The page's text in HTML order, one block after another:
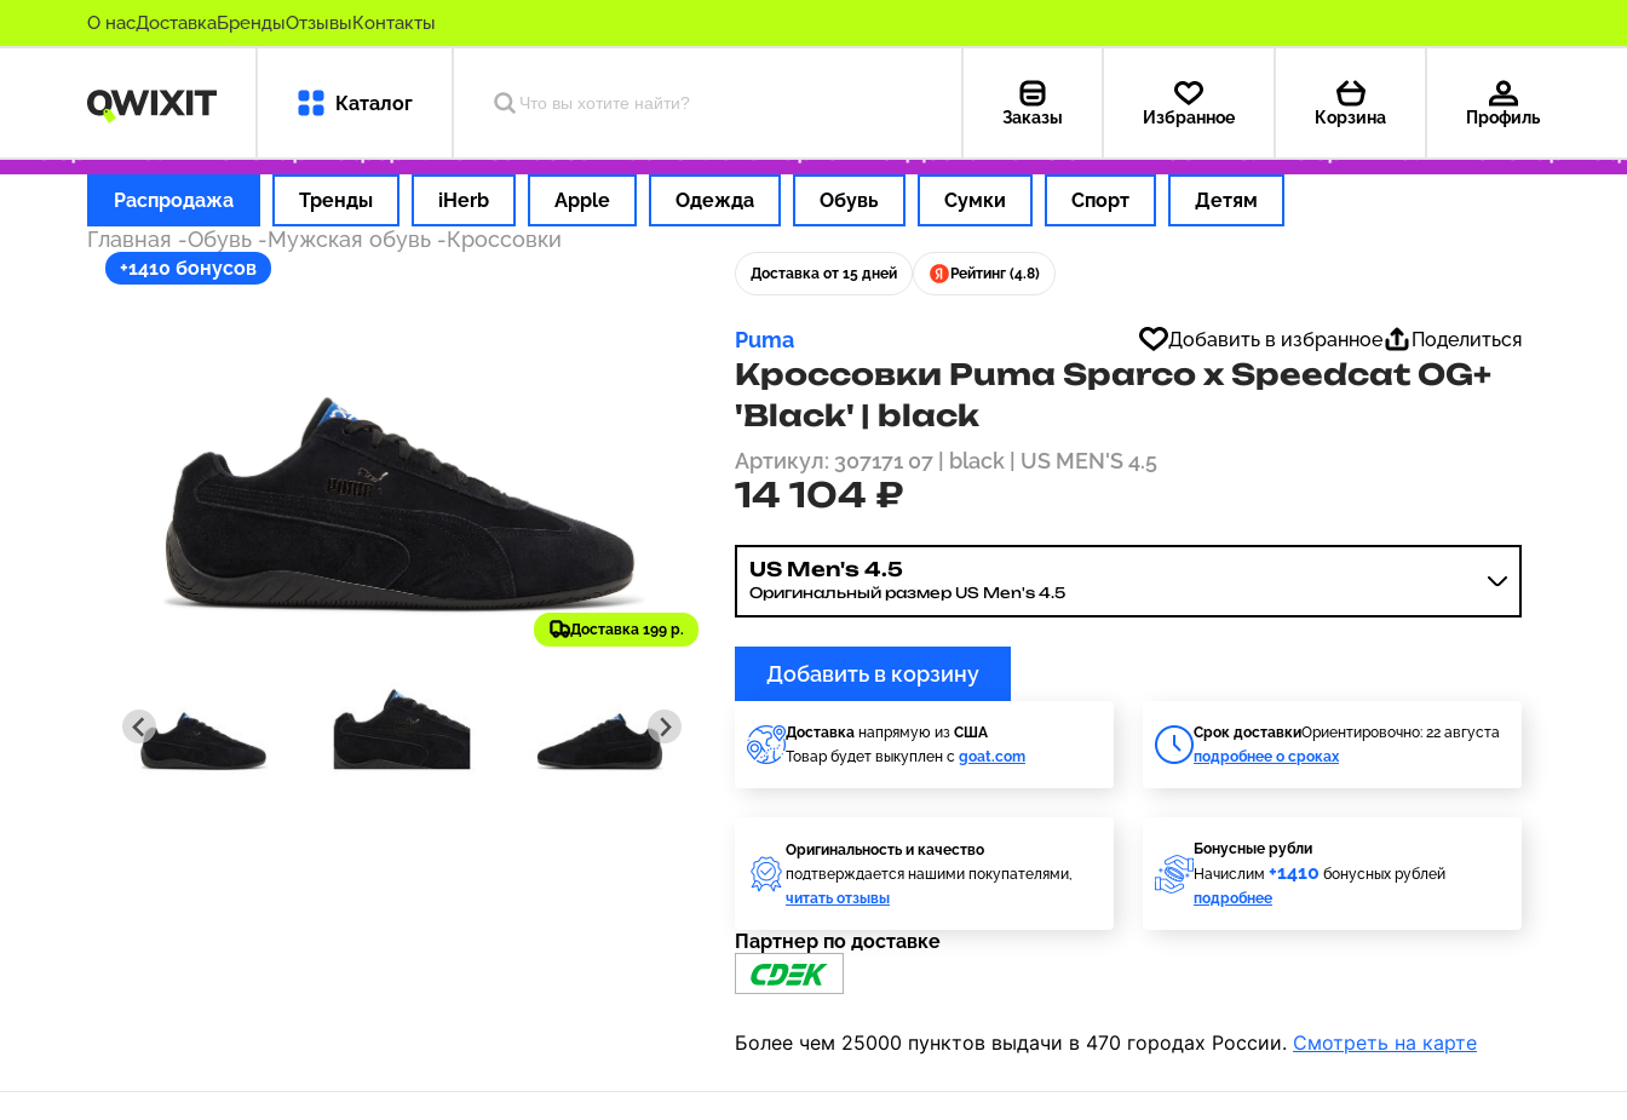
О насДоставкаБрендыОтзывыКонтакты
Каталог
Заказы Избранное Корзина Профиль
оригинальные товары Оформляем заказ за 1 час Оплата картой РФ Доставка из США — 199 ₽ Только оригинальные товары
Распродажа Тренды iHerb Apple Одежда Обувь Сумки Спорт Детям
Главная -Обувь -Мужская обувь -Кроссовки
+1410 бонусов
Доставка 199 р.
Доставка от 15 дней Рейтинг (4.8)
Puma Добавить в избранное Поделиться
Кроссовки Puma Sparco x Speedcat OG+
'Black' | black
Артикул: 307171 07 | black | US MEN'S 4.5
14 104 ₽
US Men's 4.5
Оригинальный размер US Men's 4.5
Добавить в корзину
Доставка напрямую из США
Товар будет выкуплен с goat.com
Cрок доставкиОриентировочно: 22 августа
подробнее о сроках
Оригинальность и качество
подтверждается нашими покупателями,
читать отзывы
Бонусные рубли
Начислим +1410 бонусных рублей
подробнее
Партнер по доставке
Более чем 25000 пунктов выдачи в 470 городах России. Смотреть на карте